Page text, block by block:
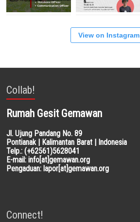
View on Instagram
Collab!
Rumah Gesit Gemawan
Jl. Ujung Pandang No. 89
Pontianak | Kalimantan Barat | Indonesia
Telp.: (+62561)5628041
E-mail: info[at]gemawan.org
Pengaduan: lapor[at]gemawan.org
Connect!